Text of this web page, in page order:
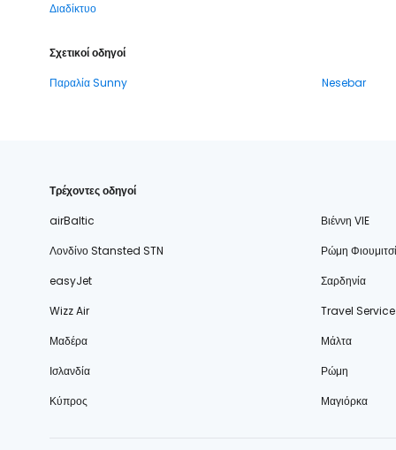
Διαδίκτυο
Σχετικοί οδηγοί
Παραλία Sunny
Nesebar
Τρέχοντες οδηγοί
airBaltic
Βιέννη VIE
Λονδίνο Stansted STN
Ρώμη
easyJet
Σαρδηνία
Wizz Air
Travel Service
Μαδέρα
Μάλτα
Ισλανδία
Ρώμη
Κύπρος
Μαγιόρκα